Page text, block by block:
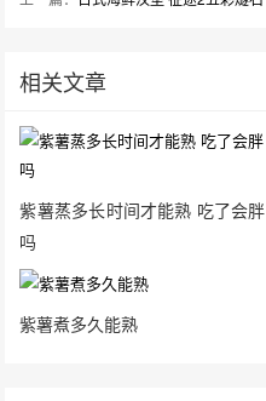
相关文章
紫薯蒸多长时间才能熟 吃了会胖
吗
紫薯煮多久能熟